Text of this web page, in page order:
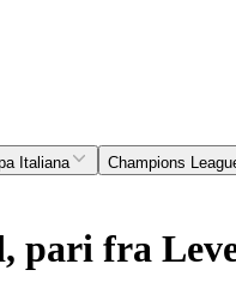
Italiana Champions
pari fra